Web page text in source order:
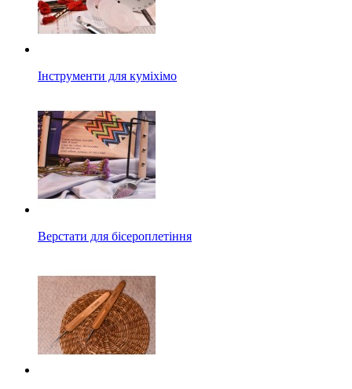
Інструменти для куміхімо
Верстати для бісероплетіння